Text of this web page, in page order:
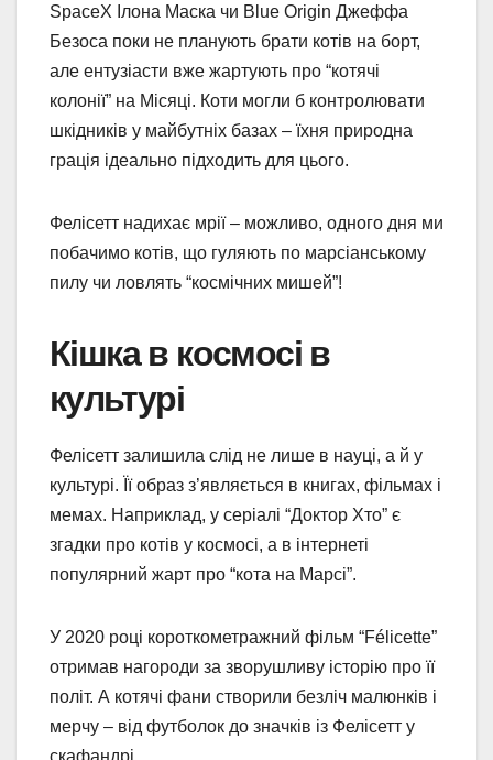
SpaceX Ілона Маска чи Blue Origin Джеффа
Безоса поки не планують брати котів на борт,
але ентузіасти вже жартують про “котячі
колонії” на Місяці. Коти могли б контролювати
шкідників у майбутніх базах – їхня природна
грація ідеально підходить для цього.
Фелісетт надихає мрії – можливо, одного дня ми
побачимо котів, що гуляють по марсіанському
пилу чи ловлять “космічних мишей”!
Кішка в космосі в
культурі
Фелісетт залишила слід не лише в науці, а й у
культурі. Її образ з’являється в книгах, фільмах і
мемах. Наприклад, у серіалі “Доктор Хто” є
згадки про котів у космосі, а в інтернеті
популярний жарт про “кота на Марсі”.
У 2020 році короткометражний фільм “Félicette”
отримав нагороди за зворушливу історію про її
політ. А котячі фани створили безліч малюнків і
мерчу – від футболок до значків із Фелісетт у
скафандрі.